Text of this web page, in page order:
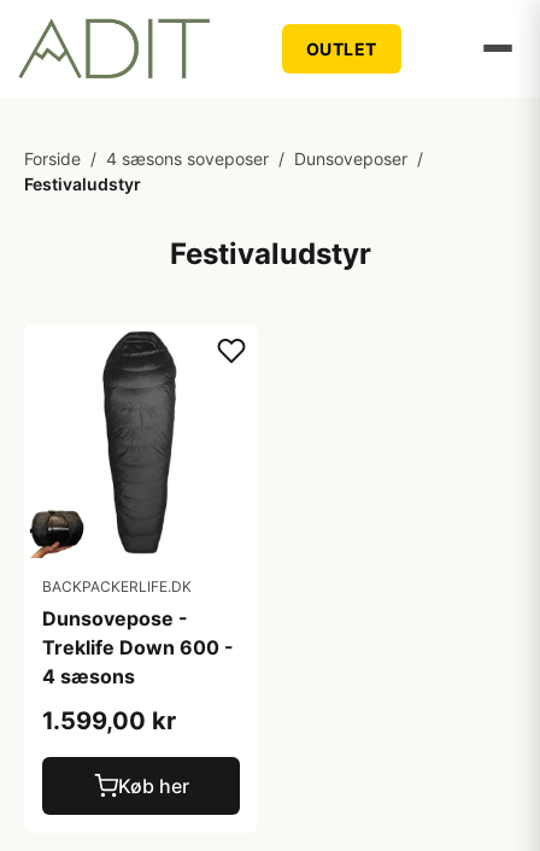
OUTLET
Forside / 4 sæsons soveposer / Dunsoveposer /
Festivaludstyr
Festivaludstyr
BACKPACKERLIFE.DK
Dunsovepose -
Treklife Down 600 -
4 sæsons
1.599,00 kr
Køb her